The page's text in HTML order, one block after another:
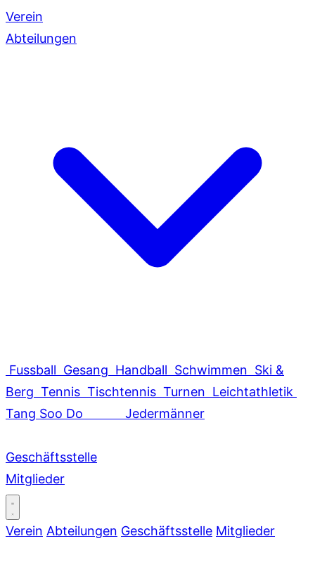
Verein
Abteilungen
Fussball Gesang Handball Schwimmen Ski &
Berg Tennis Tischtennis Turnen Leichtathletik
Tang Soo Do
Jedermänner
Geschäftsstelle
Mitglieder
Verein Abteilungen Geschäftsstelle Mitglieder